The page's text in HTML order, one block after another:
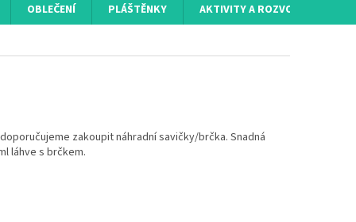
OBLEČENÍ PLÁŠTĚNKY AKTIVITY A ROZVOJ
zakoupit náhradní savičky/brčka. Snadná
láhve s brčkem.